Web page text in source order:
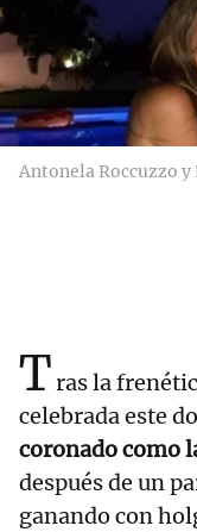
Antonela Roccuzzo y
Tras la
celebrada este
coronado como
después de un
ganando con